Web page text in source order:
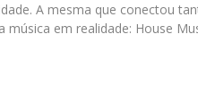
A mesma que conectou
em realidade: House